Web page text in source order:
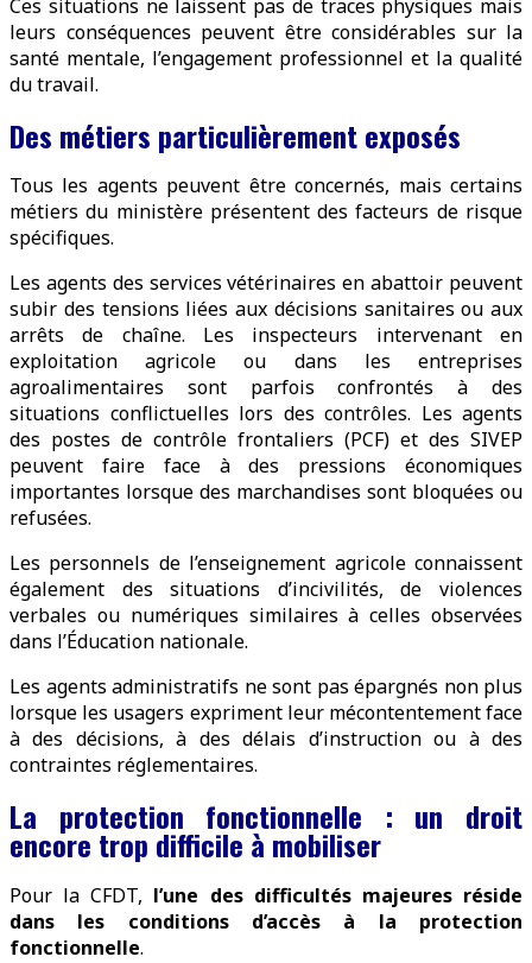
Ces situations ne laissent pas de traces physiques mais
leurs conséquences peuvent être considérables sur la
santé mentale, l’engagement professionnel et la qualité
du travail.
Des métiers particulièrement exposés
Tous les agents peuvent être concernés, mais certains
métiers du ministère présentent des facteurs de risque
spécifiques.
Les agents des services vétérinaires en abattoir peuvent
subir des tensions liées aux décisions sanitaires ou aux
arrêts de chaîne. Les inspecteurs intervenant en
exploitation agricole ou dans les entreprises
agroalimentaires sont parfois confrontés à des
situations conflictuelles lors des contrôles. Les agents
des postes de contrôle frontaliers (PCF) et des SIVEP
peuvent faire face à des pressions économiques
importantes lorsque des marchandises sont bloquées ou
refusées.
Les personnels de l’enseignement agricole connaissent
également des situations d’incivilités, de violences
verbales ou numériques similaires à celles observées
dans l’Éducation nationale.
Les agents administratifs ne sont pas épargnés non plus
lorsque les usagers expriment leur mécontentement face
à des décisions, à des délais d’instruction ou à des
contraintes réglementaires.
La protection fonctionnelle : un droit
encore trop difficile à mobiliser
Pour la CFDT, l’une des difficultés majeures réside
dans les conditions d’accès à la protection
fonctionnelle.